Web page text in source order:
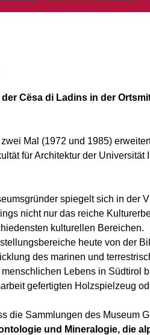
Cësa di Ladins in der
Mal (1972 und 1985)
für Architektur der
spiegelt sich in der
nicht nur das reiche
kulturellen Bereichen.
heute von der
des marinen und
Lebens in Südtirol
gefertigten Holzspielzeug
die Sammlungen des Museum
und Mineralogie, die